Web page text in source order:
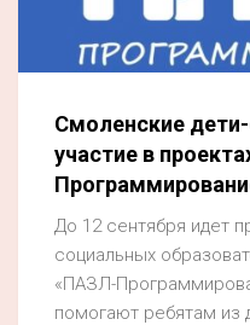
Смоленские
участие в
До 12 сентября идет
социальных
«ПАЗЛ-
помогают ребятам из